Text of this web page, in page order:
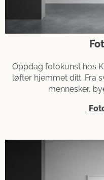
Oppdag fotokunst hos
løfter hjemmet ditt. Fra
mennesker,